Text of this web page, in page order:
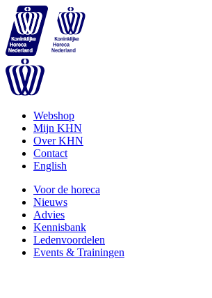
Webshop
Mijn KHN
Over KHN
Contact
English
Voor de horeca
Nieuws
Advies
Kennisbank
Ledenvoordelen
Events & Trainingen